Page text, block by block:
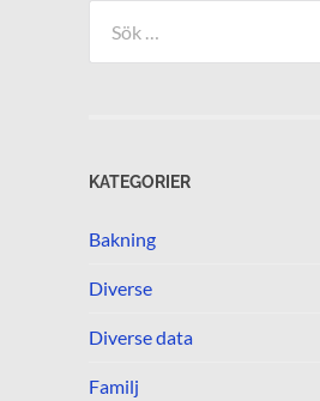
efter:
KATEGORIER
Bakning
Diverse
Diverse data
Familj